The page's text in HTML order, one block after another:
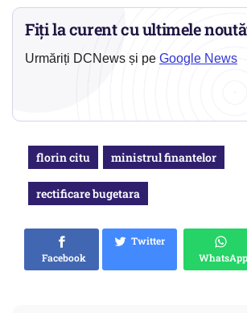
Fiți la curent cu ultimele
Urmăriți DCNews și pe Google News
florin citu ministrul finantelor
rectificare bugetara
Facebook
Twitter
WhatsApp